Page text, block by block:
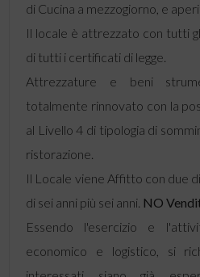
di Cucina a mezzogiorno, e
Il locale è attrezzato con tutti
di tutti i certificati di legge.
Attrezzature e beni
totalmente rinnovato con la
al Livello 4 di tipologia di
ristorazione.
Il Locale viene Affitto con due
di sei anni più sei anni. NO
Essendo l'esercizio e
economico e logistico, si